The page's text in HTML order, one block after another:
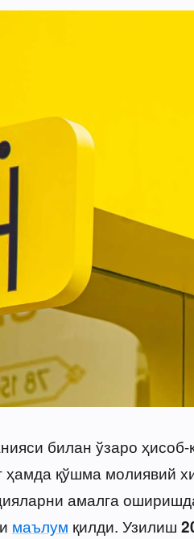
билан ўзаро ҳисоб-
ҳамда қўшма молиявий
амалга
маълум қилди. Узилиш